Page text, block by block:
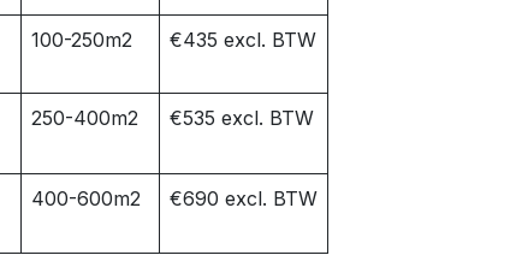
100-250m2 €435 excl. BTW
250-400m2 €535 excl. BTW
400-600m2 €690 excl. BTW